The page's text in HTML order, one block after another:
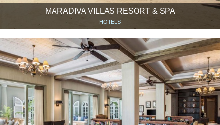
MARADIVA VILLAS RESORT & SPA
HOTELS